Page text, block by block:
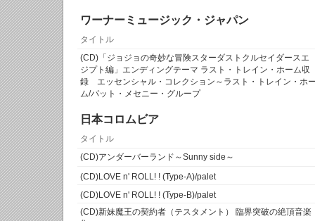
ワーナーミュージック・ジャパン
タイトル
(CD)「ジョジョの奇妙な冒険スターダストクルセイダースエ
ジプト編」エンディングテーマ ラスト・トレイン・ホーム収
録 エッセンシャル・コレクション～ラスト・トレイン・ホ
ム/パット・メセニー・グループ
日本コロムビア
タイトル
(CD)アンダーバーランド～Sunny side～
(CD)LOVE n' ROLL! ! (Type-A)/palet
(CD)LOVE n' ROLL! ! (Type-B)/palet
(CD)新妹魔王の契約者（テスタメント） 臨界突破の絶頂音楽